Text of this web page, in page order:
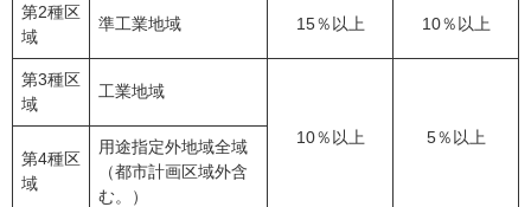
第2種区
域
準工業地域 15％以上 10％以上
第3種区
域
工業地域
10％以上
5％以上
第4種区
域
用途指定外地域全域
（都市計画区域外含
む。）